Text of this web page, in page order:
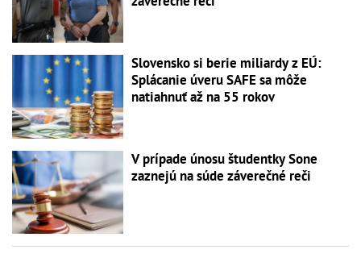
Slovensko si berie miliardy z EÚ:
Splácanie úveru SAFE sa môže
natiahnuť až na 55 rokov
V prípade únosu študentky Sone
zaznejú na súde záverečné reči